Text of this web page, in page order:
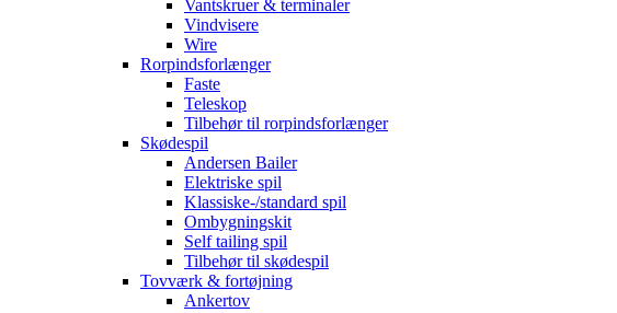
Vantskruer & terminaler
Vindvisere
Wire
Rorpindsforlænger
Faste
Teleskop
Tilbehør til rorpindsforlænger
Skødespil
Andersen Bailer
Elektriske spil
Klassiske-/standard spil
Ombygningskit
Self tailing spil
Tilbehør til skødespil
Tovværk & fortøjning
Ankertov